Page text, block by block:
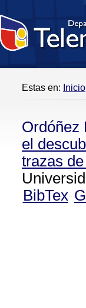
Estas en: Inicio
Ordóñez
el
trazas
BibTex